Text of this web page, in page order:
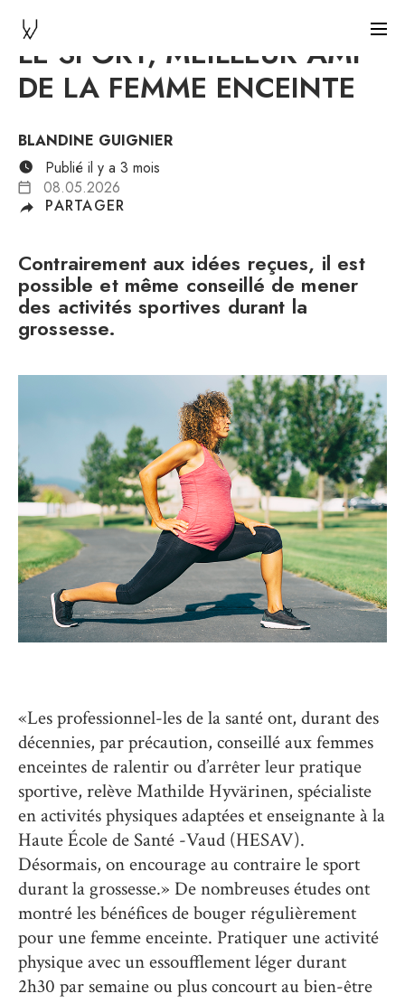
LE SPORT, MEILLEUR AMI
DE LA FEMME ENCEINTE
BLANDINE GUIGNIER
Publié il y a 3 mois
08.05.2026
PARTAGER
Contrairement aux idées reçues, il est
possible et même conseillé de mener
des activités sportives durant la
grossesse.
«Les professionnel-les de la santé ont, durant des
décennies, par précaution, conseillé aux femmes
enceintes de ralentir ou d’arrêter leur pratique
sportive, relève Mathilde Hyvärinen, spécialiste
en activités physiques adaptées et enseignante à la
Haute École de Santé -Vaud (HESAV).
Désormais, on encourage au contraire le sport
durant la grossesse.» De nombreuses études ont
montré les bénéfices de bouger régulièrement
pour une femme enceinte. Pratiquer une activité
physique avec un essoufflement léger durant
2h30 par semaine ou plus concourt au bien-être